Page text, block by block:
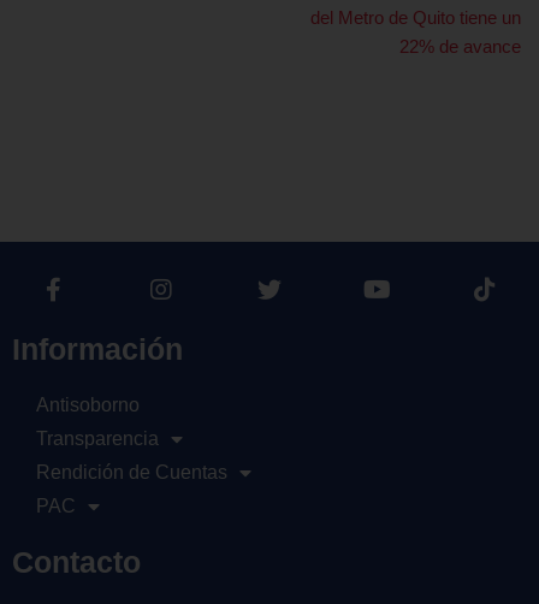
del Metro de Quito tiene un
22% de avance
Información
Antisoborno
Transparencia
Rendición de Cuentas
PAC
Contacto